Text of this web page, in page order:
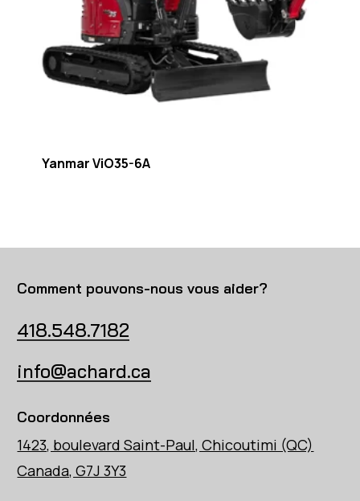
Yanmar ViO35-6A
Comment pouvons-nous vous aider?
418.548.7182
info@achard.ca
Coordonnées
1423, boulevard Saint-Paul, Chicoutimi (QC)
Canada, G7J 3Y3